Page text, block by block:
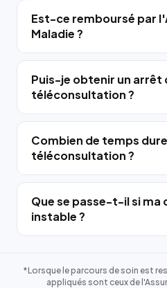
Est-ce remboursé par
Maladie ?
Puis-je obtenir un arrêt
téléconsultation ?
Combien de temps
téléconsultation ?
Que se passe-t-il si ma
instable ?
*Lorsque le parcours de soin est
appliqués sont ceux de